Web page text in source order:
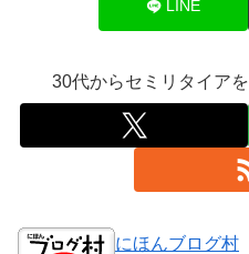
LINE
30代からセミリタイア
にほんブログ村